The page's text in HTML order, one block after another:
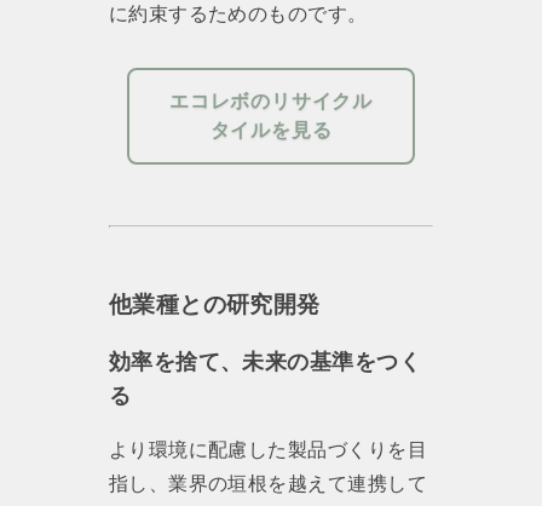
に約束するためのものです。
エコレボのリサイクル
タイルを見る
他業種との研究開発
効率を捨て、未来の基準をつく
る
より環境に配慮した製品づくりを目
指し、業界の垣根を越えて連携して